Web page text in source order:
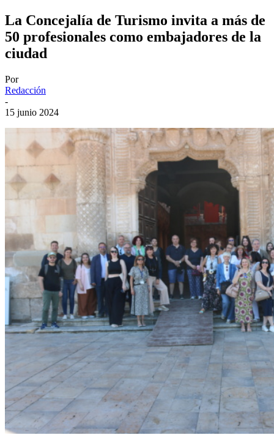
La Concejalía de Turismo invita a más de
50 profesionales como embajadores de la
ciudad
Por
Redacción
-
15 junio 2024